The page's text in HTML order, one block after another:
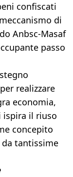
confiscati
di
Anbsc-Masaf
passo
realizzare
economia,
ispira il riuso
concepito
tantissime